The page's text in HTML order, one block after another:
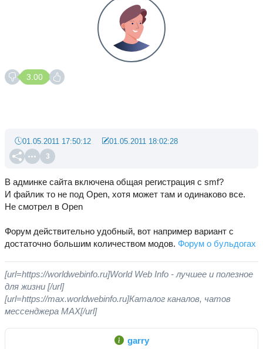
3.00
3
01.05.2011 17:50:12 01.05.2011 18:02:28
В админке сайта включена общая регистрация с smf?
И файлик то не под Open, хотя может там и одинаково все.
Не смотрел в Open
Форум действительно удобный, вот например вариант с
достаточно большим количеством модов. Форум о бульдогах
[url=https://worldwebinfo.ru]World Web Info - лучшее и полезное
для жизни [/url]
[url=https://max.worldwebinfo.ru]Каталог каналов, чатов
мессенджера MAX[/url]
garry